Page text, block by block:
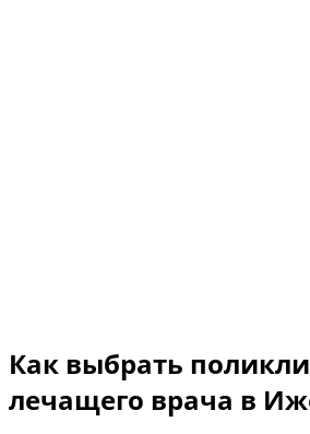
Как выбрать
лечащего врача в